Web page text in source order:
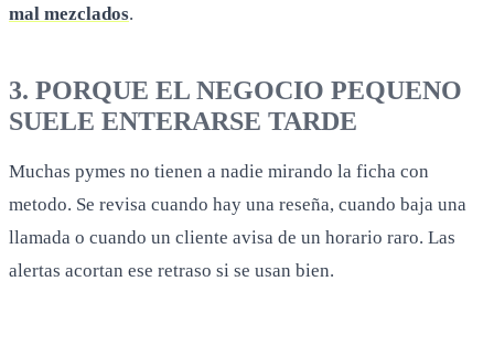
mal mezclados.
3. PORQUE EL NEGOCIO PEQUENO
SUELE ENTERARSE TARDE
Muchas pymes no tienen a nadie mirando la ficha con
metodo. Se revisa cuando hay una reseña, cuando baja una
llamada o cuando un cliente avisa de un horario raro. Las
alertas acortan ese retraso si se usan bien.